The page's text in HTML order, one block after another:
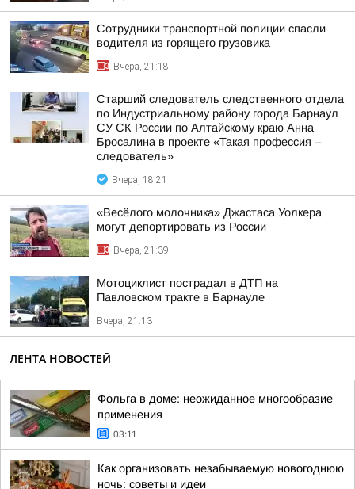
Сотрудники транспортной полиции спасли
водителя из горящего грузовика
Вчера, 21:18
Старший следователь следственного отдела
по Индустриальному району города Барнаул
СУ СК России по Алтайскому краю Анна
Бросалина в проекте «Такая профессия –
следователь»
Вчера, 18:21
«Весёлого молочника» Джастаса Уолкера
могут депортировать из России
Вчера, 21:39
Мотоциклист пострадал в ДТП на
Павловском тракте в Барнауле
Вчера, 21:13
ЛЕНТА НОВОСТЕЙ
Фольга в доме: неожиданное многообразие
применения
03:11
Как организовать незабываемую новогоднюю
ночь: советы и идеи